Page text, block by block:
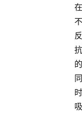
在
不
反
抗
的
同
时
吸